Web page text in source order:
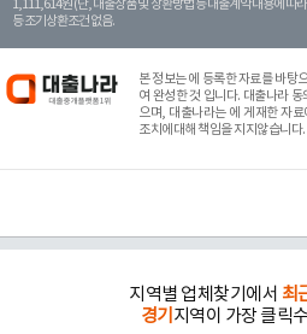
1,111,614원 (단, 대출상품 및 상환방법 등 대출계약 내용에 따
등 조기상환조건 없음.
본 정보는에 등록한 자료를 바탕
여 완성한 것 입니다. 대출나라
으며, 대출나라는 에 게재한 자
조치에대해 책임을 지지않습니다.
지역별 업체찾기에서 최
경기 지역이 가장 클릭